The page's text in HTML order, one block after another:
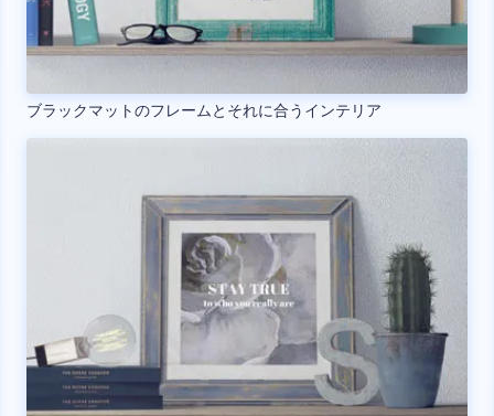
ブラックマットのフレームとそれに合うインテリア